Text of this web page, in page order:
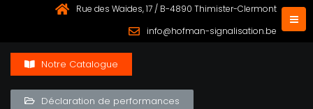
Rue des Waides, 17 / B-4890 Thimister-Clermont
info@hofman-signalisation.be
Notre Catalogue
Déclaration de performances